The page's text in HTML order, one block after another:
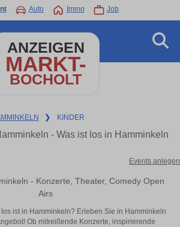
Auto Immo Job
ANZEIGEN
MARKT-
BOCHOLT
❯ KINDER
- Was ist los in Hamminkeln
Events anlegen
- Konzerte, Theater, Comedy Open
Airs
ist in Hamminkeln? Erleben Sie in Hamminkeln
Ob mitreißende Konzerte, inspirierende